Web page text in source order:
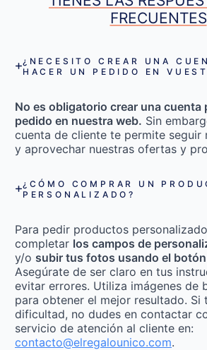
FRECUENTES
¿NECESITO CREAR UNA
HACER UN PEDIDO EN
No es obligatorio crear una cuenta
pedido en nuestra web. Sin
cuenta de cliente te permite seguir
y aprovechar nuestras ofertas y
¿CÓMO COMPRAR UN
PERSONALIZADO?
Para pedir productos
completar los campos de
y/o subir tus fotos usando el
Asegúrate de ser claro en tus
evitar errores. Utiliza imágenes de
para obtener el mejor resultado. Si
dificultad, no dudes en contactar
servicio de atención al cliente en:
contacto@elregalounico.com.